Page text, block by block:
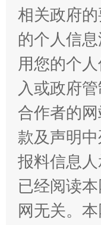
受贿1.44亿
全民健身五年
相关政府
的个人信息
用您的个
入或政府
合作者的网
款及声明
报料信息
已经阅读
网无关。